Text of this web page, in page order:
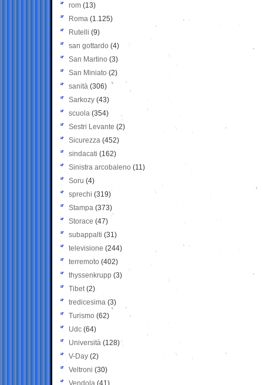
rom (13)
Roma (1.125)
Rutelli (9)
san gottardo (4)
San Martino (3)
San Miniato (2)
sanità (306)
Sarkozy (43)
scuola (354)
Sestri Levante (2)
Sicurezza (452)
sindacati (162)
Sinistra arcobaleno (11)
Soru (4)
sprechi (319)
Stampa (373)
Storace (47)
subappalti (31)
televisione(244)
terremoto (402)
thyssenkrupp (3)
Tibet(2)
tredicesima (3)
Turismo (62)
Udc (64)
Università (128)
V-Day (2)
Veltroni (30)
Vendola (41)